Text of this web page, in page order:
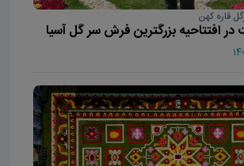
قاره کهن
در افتتاحیه بزرگترین فرش سر گل آسیا